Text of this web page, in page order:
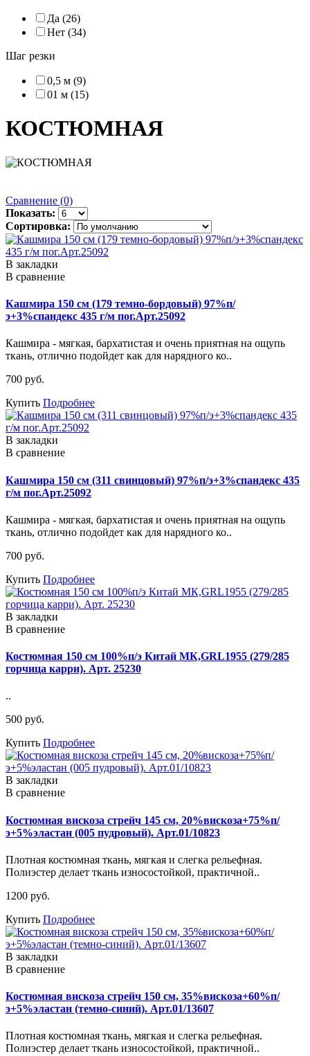
Да (26)
Нет (34)
Шаг резки
0,5 м (9)
01 м (15)
КОСТЮМНАЯ
Сравнение (0)
Показать:
Сортировка:
В закладки
В сравнение
Кашмира 150 см (179 темно-бордовый) 97%п/
э+3%спандекс 435 г/м пог.Арт.25092
Кашмира - мягкая, бархатистая и очень приятная на ощупь
ткань, отлично подойдет как для нарядного ко..
700 руб.
Купить Подробнее
В закладки
В сравнение
Кашмира 150 см (311 свинцовый) 97%п/э+3%спандекс 435
г/м пог.Арт.25092
Кашмира - мягкая, бархатистая и очень приятная на ощупь
ткань, отлично подойдет как для нарядного ко..
700 руб.
Купить Подробнее
В закладки
В сравнение
Костюмная 150 см 100%п/э Китай МК,GRL1955 (279/285
горчица карри). Арт. 25230
..
500 руб.
Купить Подробнее
В закладки
В сравнение
Костюмная вискоза стрейч 145 см, 20%вискоза+75%п/
э+5%эластан (005 пудровый). Арт.01/10823
Плотная костюмная ткань, мягкая и слегка рельефная.
Полиэстер делает ткань износостойкой, практичной..
1200 руб.
Купить Подробнее
В закладки
В сравнение
Костюмная вискоза стрейч 150 см, 35%вискоза+60%п/
э+5%эластан (темно-синий). Арт.01/13607
Плотная костюмная ткань, мягкая и слегка рельефная.
Полиэстер делает ткань износостойкой, практичной..